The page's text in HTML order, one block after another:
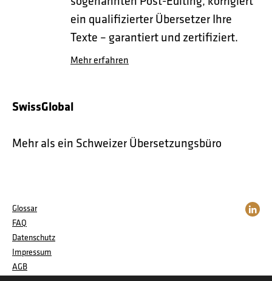
ein qualifizierter Übersetzer Ihre
Texte – garantiert und zertifiziert.
Mehr erfahren
SwissGlobal
Mehr als ein Schweizer Übersetzungsbüro
Glossar
FAQ
Datenschutz
Impressum
AGB